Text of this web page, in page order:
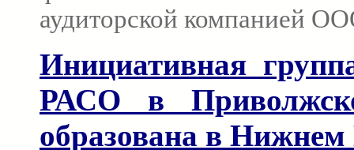
аудиторской компанией
Инициативная
РАСО в
образована в Нижнем